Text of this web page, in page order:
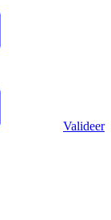
Valideer